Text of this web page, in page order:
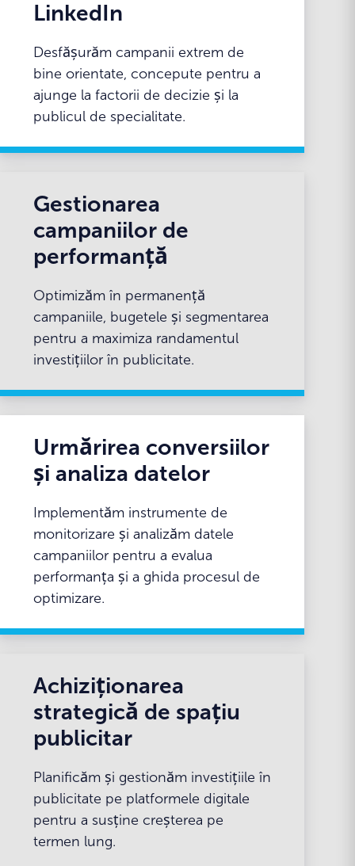
LinkedIn
Desfășurăm campanii extrem de
bine orientate, concepute pentru a
ajunge la factorii de decizie și la
publicul de specialitate.
Gestionarea
campaniilor de
performanță
Optimizăm în permanență
campaniile, bugetele și segmentarea
pentru a maximiza randamentul
investițiilor în publicitate.
Urmărirea conversiilor
și analiza datelor
Implementăm instrumente de
monitorizare și analizăm datele
campaniilor pentru a evalua
performanța și a ghida procesul de
optimizare.
Achiziționarea
strategică de spațiu
publicitar
Planificăm și gestionăm investițiile în
publicitate pe platformele digitale
pentru a susține creșterea pe
termen lung.